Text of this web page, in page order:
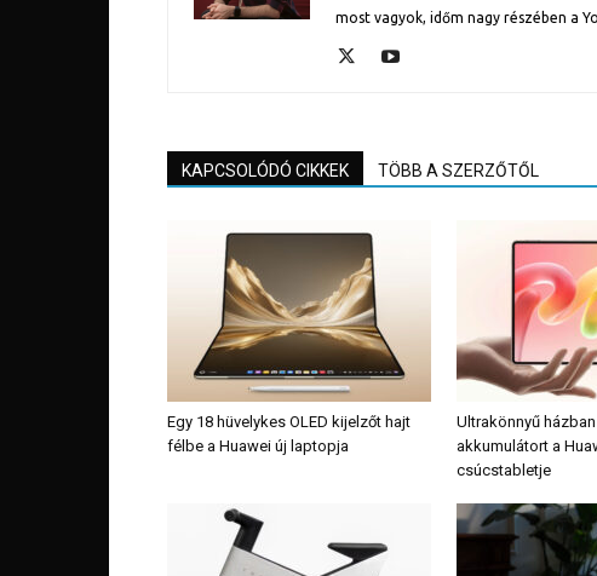
most vagyok, időm nagy részében a
KAPCSOLÓDÓ CIKKEK TÖBB A SZERZŐTŐL
Egy 18 hüvelykes OLED kijelzőt hajt
félbe a Huawei új laptopja
Ultrakönnyű
akkumulátort a
csúcstabletje